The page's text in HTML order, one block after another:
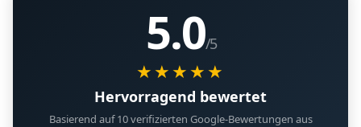
5.0/5
★★★★★
Hervorragend bewertet
Basierend auf 10 verifizierten Google-Bewertungen aus